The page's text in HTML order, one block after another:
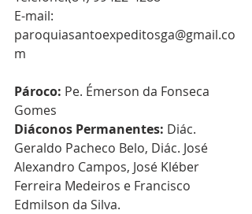
E-mail:
paroquiasantoexpeditosga@gmail.co
m
Pároco: Pe. Émerson da Fonseca
Gomes
Diáconos Permanentes: Diác.
Geraldo Pacheco Belo, Diác. José
Alexandro Campos, José Kléber
Ferreira Medeiros e Francisco
Edmilson da Silva.